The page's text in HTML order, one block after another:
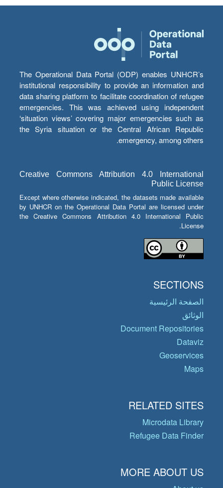
The Operational Data Portal (ODP) enables UNHCR’s
institutional responsibility to provide an information and
data sharing platform to facilitate coordination of refugee
emergencies. This was achieved using independent
‘situation views’ covering major emergencies such as
the Syria situation or the Central African Republic
emergency, among others.
Creative Commons Attribution 4.0 International
Public License
Except where otherwise indicated, the datasets made available
by UNHCR on the Operational Data Portal are licensed under
the Creative Commons Attribution 4.0 International Public
License.
SECTIONS
الصفحة الرئيسية
الوثائق
Document Repositories
Dataviz
Geoservices
Maps
RELATED SITES
Microdata Library
Refugee Data Finder
MORE ABOUT US